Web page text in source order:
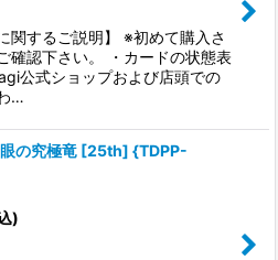
関するご説明】 ※初めて購入さ
確認下さい。 ・カードの状態表
公式ショップおよび店頭での
…
眼の究極竜 [25th] {TDPP-
)